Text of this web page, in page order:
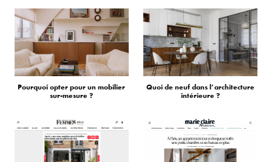
Pourquoi opter pour un mobilier
sur-mesure ?
Quoi de neuf dans l’architecture
intérieure ?